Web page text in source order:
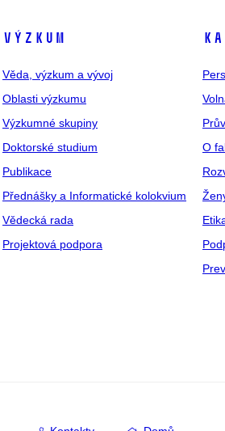
VÝZKUM
Věda, výzkum a vývoj
Oblasti výzkumu
Výzkumné skupiny
Doktorské studium
Publikace
Přednášky a Informatické kolokvium
Vědecká rada
Projektová podpora
O